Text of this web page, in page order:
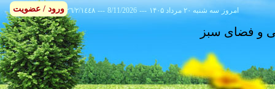
٢٦/٢/١٤٤٨ --- 8/11/2026 --- ۱۴۰۵ سه شنبه ۲۰ مرداد امروز
و فضای سبز
ورود / عضویت